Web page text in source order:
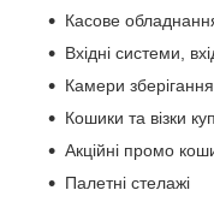
Касове
Вхідні системи,
Камери
Кошики та візки
Акційні промо
Палетні стелажі